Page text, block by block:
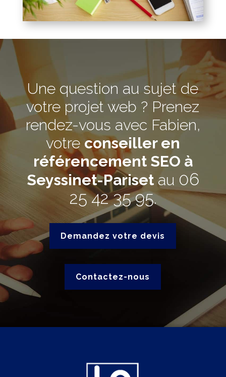
Une question au sujet de
votre projet web ? Prenez
rendez-vous avec Fabien,
votre conseiller en
référencement SEO à
Seyssinet-Parisetau 06
25 42 35 95.
Demandez votre devis
Contactez-nous